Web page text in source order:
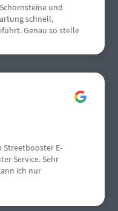
und
schnell,
Genau so stelle
Streetbooster E-
Service. Sehr
ich nur